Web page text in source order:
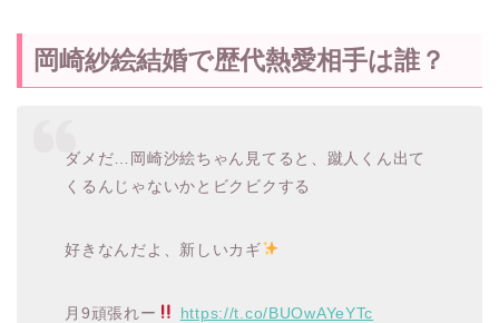
岡崎紗絵結婚で歴代熱愛相手は誰？
ダメだ…岡崎沙絵ちゃん見てると、蹴人くん出て
くるんじゃないかとビクビクする
好きなんだよ、新しいカギ
月9頑張れー https://t.co/BUOwAYeYTc